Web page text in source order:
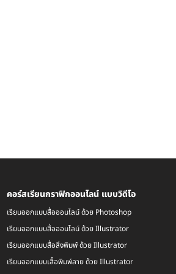
คอร์สเรียนกราฟิกออนไลน์ แบบวิดีโอ
เรียนออกแบบสื่อออนไลน์ ด้วย Photoshop
เรียนออกแบบสื่อออนไลน์ ด้วย Illustrator
เรียนออกแบบสื่อสิ่งพิมพ์ ด้วย Illustrator
เรียนออกแบบเสื้อพิมพ์ลาย ด้วย Illustrator